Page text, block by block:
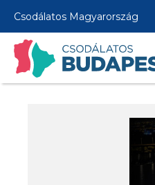
Csodálatos Magyarország